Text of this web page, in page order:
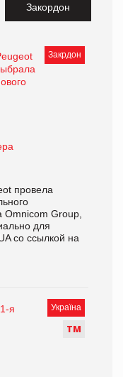
Закордон
Закрдон
провела
Omnicom Group,
для
со ссылкой на
Україна
ТМ
я